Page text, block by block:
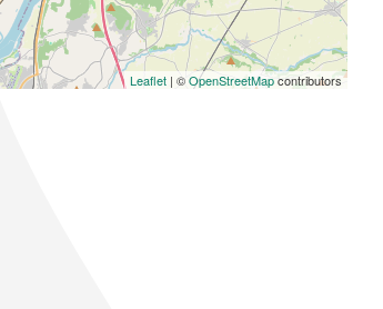
Leaflet | ©OpenStreetMapcontributors